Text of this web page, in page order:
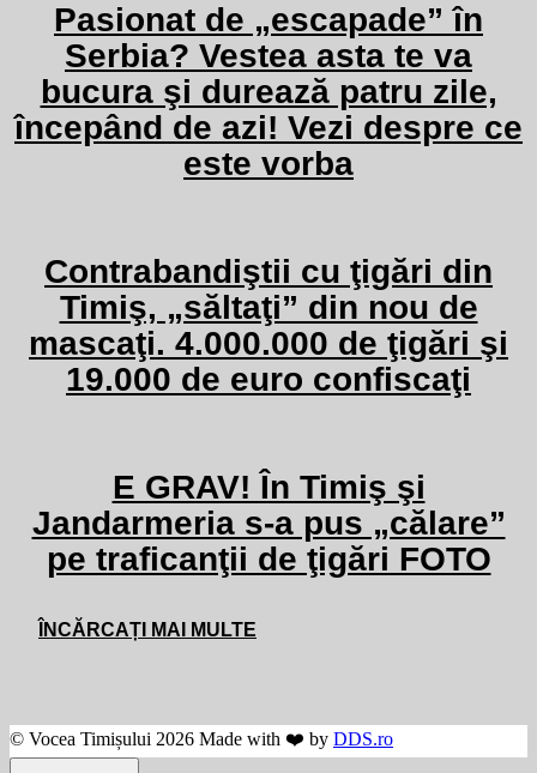
Pasionat de „escapade” în
Serbia? Vestea asta te va
bucura şi durează patru zile,
începând de azi! Vezi despre ce
este vorba
Contrabandiştii cu ţigări din
Timiş, „săltaţi” din nou de
mascaţi. 4.000.000 de ţigări şi
19.000 de euro confiscaţi
E GRAV! În Timiş şi
Jandarmeria s-a pus „călare”
pe traficanţii de ţigări FOTO
ÎNCĂRCAȚI MAI MULTE
© Vocea Timișului 2026 Made with ❤️ by DDS.ro